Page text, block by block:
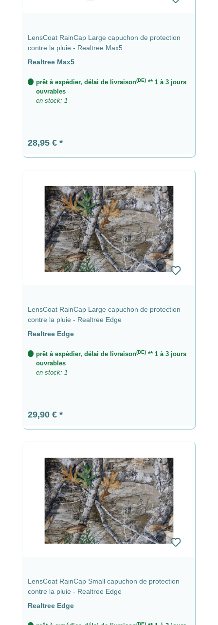
LensCoat RainCap Large capuchon de protection
contre la pluie - Realtree Max5
Realtree Max5
prêt à expédier, délai de livraison(DE)** 1 à 3 jours
ouvrables
en stock: 1
Prix régulier :
28,95 €
LensCoat RainCap Large capuchon de protection
contre la pluie - Realtree Edge
Realtree Edge
prêt à expédier, délai de livraison(DE)** 1 à 3 jours
ouvrables
en stock: 1
Prix régulier :
29,90 €
LensCoat RainCap Small capuchon de protection
contre la pluie - Realtree Edge
Realtree Edge
(DE)